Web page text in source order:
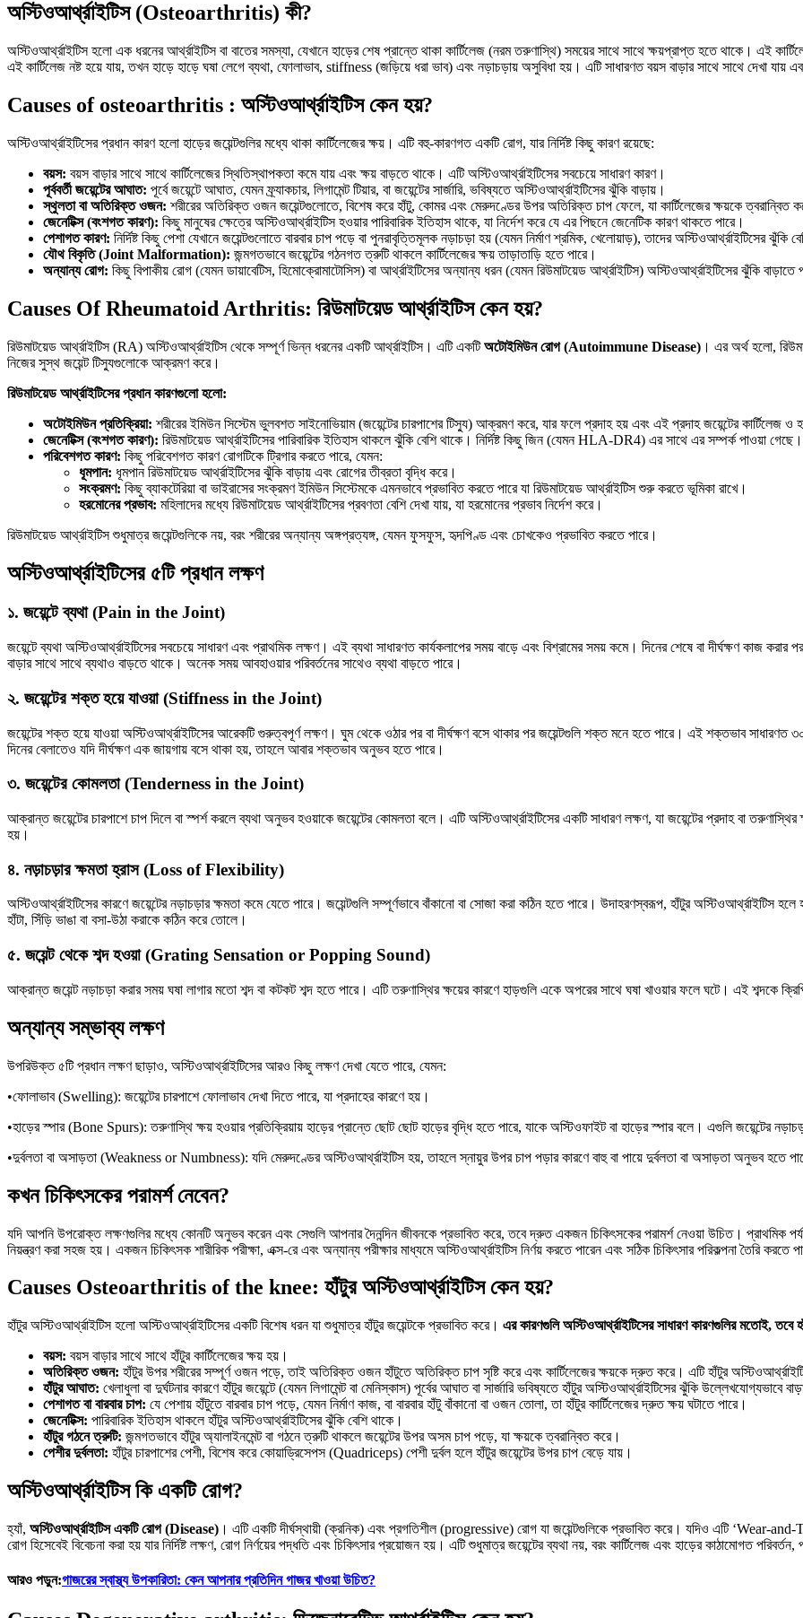
অস্টিওআর্থ্রাইটিস (Osteoarthritis) কী?
অস্টিওআর্থ্রাইটিস হলো এক ধরনের আর্থ্রাইটিস বা বাতের সমস্যা, যেখানে হাড়ের শেষ প্রান্তে থাকা কার্টিলেজ (নরম তরুণাস্থি) সময়ের সাথে সাথে ক্ষয়প্রাপ্ত হতে থাকে। এই
এই কার্টিলেজ নষ্ট হয়ে যায়, তখন হাড়ে হাড়ে ঘষা লেগে ব্যথা, ফোলাভাব, stiffness (জড়িয়ে ধরা ভাব) এবং নড়াচড়ায় অসুবিধা হয়। এটি সাধারণত বয়স বাড়ার সাথে সাথে দেখা
Causes of osteoarthritis : অস্টিওআর্থ্রাইটিস কেন হয়?
অস্টিওআর্থ্রাইটিসের প্রধান কারণ হলো হাড়ের জয়েন্টগুলির মধ্যে থাকা কার্টিলেজের ক্ষয়। এটি বহু-কারণগত একটি রোগ, যার নির্দিষ্ট কিছু কারণ রয়েছে:
বয়স: বয়স বাড়ার সাথে সাথে কার্টিলেজের স্থিতিস্থাপকতা কমে যায় এবং ক্ষয় বাড়তে থাকে। এটি অস্টিওআর্থ্রাইটিসের সবচেয়ে সাধারণ কারণ।
পূর্ববর্তী জয়েন্টের আঘাত: পূর্বে জয়েন্টে আঘাত, যেমন ফ্র্যাকচার, লিগামেন্ট টিয়ার, বা জয়েন্টের সার্জারি, ভবিষ্যতে অস্টিওআর্থ্রাইটিসের ঝুঁকি বাড়ায়।
স্থুলতা বা অতিরিক্ত ওজন: শরীরের অতিরিক্ত ওজন জয়েন্টগুলোতে, বিশেষ করে হাঁটু, কোমর এবং মেরুদণ্ডের উপর অতিরিক্ত চাপ ফেলে, যা কার্টিলেজের ক্ষয়কে ত্বরান্বিত
জেনেটিক্স (বংশগত কারণ): কিছু মানুষের ক্ষেত্রে অস্টিওআর্থ্রাইটিস হওয়ার পারিবারিক ইতিহাস থাকে, যা নির্দেশ করে যে এর পিছনে জেনেটিক কারণ থাকতে পারে।
পেশাগত কারণ: নির্দিষ্ট কিছু পেশা যেখানে জয়েন্টগুলোতে বারবার চাপ পড়ে বা পুনরাবৃত্তিমূলক নড়াচড়া হয় (যেমন নির্মাণ শ্রমিক, খেলোয়াড়), তাদের অস্টিওআর্থ্রাইটিসের ঝুঁকি
যৌথ বিকৃতি (Joint Malformation): জন্মগতভাবে জয়েন্টের গঠনগত ত্রুটি থাকলে কার্টিলেজের ক্ষয় তাড়াতাড়ি হতে পারে।
অন্যান্য রোগ: কিছু বিপাকীয় রোগ (যেমন ডায়াবেটিস, হিমোক্রোমাটোসিস) বা আর্থ্রাইটিসের অন্যান্য ধরন (যেমন রিউমাটয়েড আর্থ্রাইটিস) অস্টিওআর্থ্রাইটিসের ঝুঁকি বাড়াতে
Causes Of Rheumatoid Arthritis: রিউমাটয়েড আর্থ্রাইটিস কেন হয়?
রিউমাটয়েড আর্থ্রাইটিস (RA) অস্টিওআর্থ্রাইটিস থেকে সম্পূর্ণ ভিন্ন ধরনের একটি আর্থ্রাইটিস। এটি একটিঅটোইমিউন রোগ (Autoimmune Disease) । এর অর্থ হলো,
নিজের সুস্থ জয়েন্ট টিস্যুগুলোকে আক্রমণ করে।
রিউমাটয়েড আর্থ্রাইটিসের প্রধান কারণগুলো হলো:
অটোইমিউন প্রতিক্রিয়া: শরীরের ইমিউন সিস্টেম ভুলবশত সাইনোভিয়াম (জয়েন্টের চারপাশের টিস্যু) আক্রমণ করে, যার ফলে প্রদাহ হয় এবং এই প্রদাহ জয়েন্টের কার্টিলেজ ও
জেনেটিক্স (বংশগত কারণ): রিউমাটয়েড আর্থ্রাইটিসের পারিবারিক ইতিহাস থাকলে ঝুঁকি বেশি থাকে। নির্দিষ্ট কিছু জিন (যেমন HLA-DR4) এর সাথে এর সম্পর্ক পাওয়া গেছে।
পরিবেশগত কারণ: কিছু পরিবেশগত কারণ রোগটিকে ট্রিগার করতে পারে, যেমন:
ধূমপান: ধূমপান রিউমাটয়েড আর্থ্রাইটিসের ঝুঁকি বাড়ায় এবং রোগের তীব্রতা বৃদ্ধি করে।
সংক্রমণ: কিছু ব্যাকটেরিয়া বা ভাইরাসের সংক্রমণ ইমিউন সিস্টেমকে এমনভাবে প্রভাবিত করতে পারে যা রিউমাটয়েড আর্থ্রাইটিস শুরু করতে ভূমিকা রাখে।
হরমোনের প্রভাব: মহিলাদের মধ্যে রিউমাটয়েড আর্থ্রাইটিসের প্রবণতা বেশি দেখা যায়, যা হরমোনের প্রভাব নির্দেশ করে।
রিউমাটয়েড আর্থ্রাইটিস শুধুমাত্র জয়েন্টগুলিকে নয়, বরং শরীরের অন্যান্য অঙ্গপ্রত্যঙ্গ, যেমন ফুসফুস, হৃদপিণ্ড এবং চোখকেও প্রভাবিত করতে পারে।
অস্টিওআর্থ্রাইটিসের ৫টি প্রধান লক্ষণ
১. জয়েন্টে ব্যথা (Pain in the Joint)
জয়েন্টে ব্যথা অস্টিওআর্থ্রাইটিসের সবচেয়ে সাধারণ এবং প্রাথমিক লক্ষণ। এই ব্যথা সাধারণত কার্যকলাপের সময় বাড়ে এবং বিশ্রামের সময় কমে। দিনের শেষে বা দীর্ঘক্ষণ কাজ
বাড়ার সাথে সাথে ব্যথাও বাড়তে থাকে। অনেক সময় আবহাওয়ার পরিবর্তনের সাথেও ব্যথা বাড়তে পারে।
২. জয়েন্টের শক্ত হয়ে যাওয়া (Stiffness in the Joint)
জয়েন্টের শক্ত হয়ে যাওয়া অস্টিওআর্থ্রাইটিসের আরেকটি গুরুত্বপূর্ণ লক্ষণ। ঘুম থেকে ওঠার পর বা দীর্ঘক্ষণ বসে থাকার পর জয়েন্টগুলি শক্ত মনে হতে পারে। এই শক্তভাব সাধারণত
দিনের বেলাতেও যদি দীর্ঘক্ষণ এক জায়গায় বসে থাকা হয়, তাহলে আবার শক্তভাব অনুভব হতে পারে।
৩. জয়েন্টের কোমলতা (Tenderness in the Joint)
আক্রান্ত জয়েন্টের চারপাশে চাপ দিলে বা স্পর্শ করলে ব্যথা অনুভব হওয়াকে জয়েন্টের কোমলতা বলে। এটি অস্টিওআর্থ্রাইটিসের একটি সাধারণ লক্ষণ, যা জয়েন্টের প্রদাহ বা
হয়।
৪. নড়াচড়ার ক্ষমতা হ্রাস (Loss of Flexibility)
অস্টিওআর্থ্রাইটিসের কারণে জয়েন্টের নড়াচড়ার ক্ষমতা কমে যেতে পারে। জয়েন্টগুলি সম্পূর্ণভাবে বাঁকানো বা সোজা করা কঠিন হতে পারে। উদাহরণস্বরূপ, হাঁটুর অস্টিওআর্থ্রাইটিস
হাঁটা, সিঁড়ি ভাঙা বা বসা-উঠা করাকে কঠিন করে তোলে।
৫. জয়েন্ট থেকে শব্দ হওয়া (Grating Sensation or Popping Sound)
আক্রান্ত জয়েন্ট নড়াচড়া করার সময় ঘষা লাগার মতো শব্দ বা কটকট শব্দ হতে পারে। এটি তরুণাস্থির ক্ষয়ের কারণে হাড়গুলি একে অপরের সাথে ঘষা খাওয়ার ফলে ঘটে। এই
অন্যান্য সম্ভাব্য লক্ষণ
উপরিউক্ত ৫টি প্রধান লক্ষণ ছাড়াও, অস্টিওআর্থ্রাইটিসের আরও কিছু লক্ষণ দেখা যেতে পারে, যেমন:
•ফোলাভাব (Swelling): জয়েন্টের চারপাশে ফোলাভাব দেখা দিতে পারে, যা প্রদাহের কারণে হয়।
•হাড়ের স্পার (Bone Spurs): তরুণাস্থি ক্ষয় হওয়ার প্রতিক্রিয়ায় হাড়ের প্রান্তে ছোট ছোট হাড়ের বৃদ্ধি হতে পারে, যাকে অস্টিওফাইট বা হাড়ের স্পার বলে। এগুলি জয়েন্টের
•দুর্বলতা বা অসাড়তা (Weakness or Numbness): যদি মেরুদণ্ডের অস্টিওআর্থ্রাইটিস হয়, তাহলে স্নায়ুর উপর চাপ পড়ার কারণে বাহু বা পায়ে দুর্বলতা বা অসাড়তা অনুভব হতে
কখন চিকিৎসকের পরামর্শ নেবেন?
যদি আপনি উপরোক্ত লক্ষণগুলির মধ্যে কোনটি অনুভব করেন এবং সেগুলি আপনার দৈনন্দিন জীবনকে প্রভাবিত করে, তবে দ্রুত একজন চিকিৎসকের পরামর্শ নেওয়া উচিত। প্রাথমিক
নিয়ন্ত্রণ করা সহজ হয়। একজন চিকিৎসক শারীরিক পরীক্ষা, এক্স-রে এবং অন্যান্য পরীক্ষার মাধ্যমে অস্টিওআর্থ্রাইটিস নির্ণয় করতে পারেন এবং সঠিক চিকিৎসার পরিকল্পনা তৈরি করতে
Causes Osteoarthritis of the knee: হাঁটুর অস্টিওআর্থ্রাইটিস কেন হয়?
হাঁটুর অস্টিওআর্থ্রাইটিস হলো অস্টিওআর্থ্রাইটিসের একটি বিশেষ ধরন যা শুধুমাত্র হাঁটুর জয়েন্টকে প্রভাবিত করে। এর কারণগুলি অস্টিওআর্থ্রাইটিসের সাধারণ কারণগুলির মতোই, তবে
বয়স: বয়স বাড়ার সাথে সাথে হাঁটুর কার্টিলেজের ক্ষয় হয়।
অতিরিক্ত ওজন: হাঁটুর উপর শরীরের সম্পূর্ণ ওজন পড়ে, তাই অতিরিক্ত ওজন হাঁটুতে অতিরিক্ত চাপ সৃষ্টি করে এবং কার্টিলেজের ক্ষয়কে দ্রুত করে। এটি হাঁটুর
হাঁটুর আঘাত: খেলাধুলা বা দুর্ঘটনার কারণে হাঁটুর জয়েন্টে (যেমন লিগামেন্ট বা মেনিস্কাস) পূর্বের আঘাত বা সার্জারি ভবিষ্যতে হাঁটুর অস্টিওআর্থ্রাইটিসের ঝুঁকি উল্লেখযোগ্যভাবে
পেশাগত বা বারবার চাপ: যে পেশায় হাঁটুতে বারবার চাপ পড়ে, যেমন নির্মাণ কাজ, বা বারবার হাঁটু বাঁকানো বা ওজন তোলা, তা হাঁটুর কার্টিলেজের দ্রুত ক্ষয় ঘটাতে পারে।
জেনেটিক্স: পারিবারিক ইতিহাস থাকলে হাঁটুর অস্টিওআর্থ্রাইটিসের ঝুঁকি বেশি থাকে।
হাঁটুর গঠনে ত্রুটি: জন্মগতভাবে হাঁটুর অ্যালাইনমেন্ট বা গঠনে ত্রুটি থাকলে জয়েন্টের উপর অসম চাপ পড়ে, যা ক্ষয়কে ত্বরান্বিত করে।
পেশীর দুর্বলতা: হাঁটুর চারপাশের পেশী, বিশেষ করে কোয়াড্রিসেপস (Quadriceps) পেশী দুর্বল হলে হাঁটুর জয়েন্টের উপর চাপ বেড়ে যায়।
অস্টিওআর্থ্রাইটিস কি একটি রোগ?
হ্যাঁ, অস্টিওআর্থ্রাইটিস একটি রোগ (Disease) । এটি একটি দীর্ঘস্থায়ী (ক্রনিক) এবং প্রগতিশীল (progressive) রোগ যা জয়েন্টগুলিকে প্রভাবিত করে। যদিও এটি ‘Wear-and-
রোগ হিসেবেই বিবেচনা করা হয় যার নির্দিষ্ট লক্ষণ, রোগ নির্ণয়ের পদ্ধতি এবং চিকিৎসার প্রয়োজন হয়। এটি শুধুমাত্র জয়েন্টের ব্যথা নয়, বরং কার্টিলেজ এবং হাড়ের কাঠামোগত পরিবর্তন,
আরও পড়ুন:গাজরের স্বাস্থ্য উপকারিতা: কেন আপনার প্রতিদিন গাজর খাওয়া উচিত?